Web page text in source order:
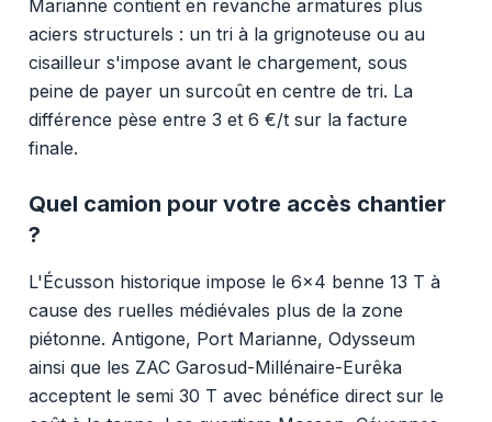
Marianne contient en revanche armatures plus
aciers structurels : un tri à la grignoteuse ou au
cisailleur s'impose avant le chargement, sous
peine de payer un surcoût en centre de tri. La
différence pèse entre 3 et 6 €/t sur la facture
finale.
Quel camion pour votre accès chantier
?
L'Écusson historique impose le 6x4 benne 13 T à
cause des ruelles médiévales plus de la zone
piétonne. Antigone, Port Marianne, Odysseum
ainsi que les ZAC Garosud-Millénaire-Eurêka
acceptent le semi 30 T avec bénéfice direct sur le